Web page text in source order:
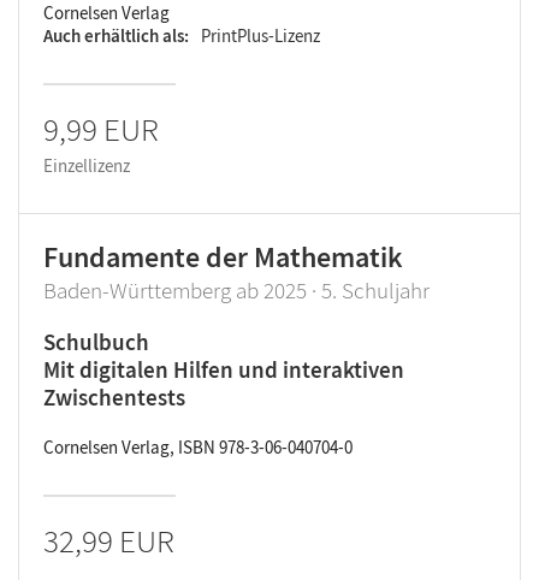
Cornelsen Verlag
Auch erhältlich als
PrintPlus-Lizenz
9,99 EUR
Einzellizenz
Fundamente der Mathematik
Baden-Württemberg ab 2025 · 5. Schuljahr
Schulbuch
Mit digitalen Hilfen und interaktiven
Zwischentests
Cornelsen Verlag, ISBN 978-3-06-040704-0
32,99 EUR